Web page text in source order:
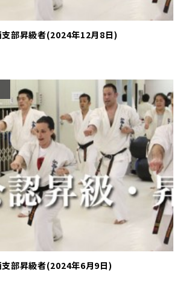
部昇級者(2024年12月8日)
部昇級者(2024年6月9日)